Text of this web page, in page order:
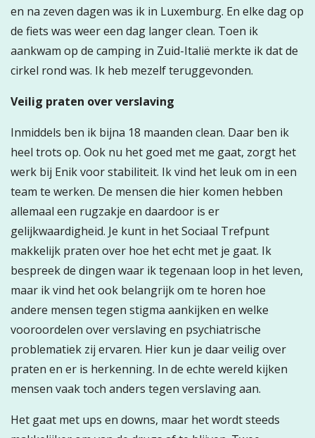
en na zeven dagen was ik in Luxemburg. En elke dag op
de fiets was weer een dag langer clean. Toen ik
aankwam op de camping in Zuid-Italië merkte ik dat de
cirkel rond was. Ik heb mezelf teruggevonden.
Veilig praten over verslaving
Inmiddels ben ik bijna 18 maanden clean. Daar ben ik
heel trots op. Ook nu het goed met me gaat, zorgt het
werk bij Enik voor stabiliteit. Ik vind het leuk om in een
team te werken. De mensen die hier komen hebben
allemaal een rugzakje en daardoor is er
gelijkwaardigheid. Je kunt in het Sociaal Trefpunt
makkelijk praten over hoe het echt met je gaat. Ik
bespreek de dingen waar ik tegenaan loop in het leven,
maar ik vind het ook belangrijk om te horen hoe
andere mensen tegen stigma aankijken en welke
vooroordelen over verslaving en psychiatrische
problematiek zij ervaren. Hier kun je daar veilig over
praten en er is herkenning. In de echte wereld kijken
mensen vaak toch anders tegen verslaving aan.
Het gaat met ups en downs, maar het wordt steeds